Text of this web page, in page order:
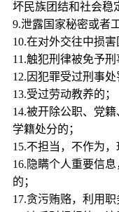
坏民族团结和社会稳
9.泄露国家秘密或者
10.在对外交往中损害
11.触犯刑律被免予刑
12.因犯罪受过刑事处
13.受过劳动教养的；
14.被开除公职、党
学籍处分的；
15.不担当，不作为，
16.隐瞒个人重要信
的；
17.贪污贿赂，利用